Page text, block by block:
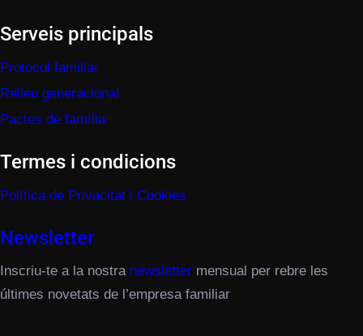
Serveis principals
Protocol familiar
Relleu generacional
Pactes de família
Termes i condicions
Política de Privacitat i Cookies
Newsletter
Inscriu-te a la nostra newsletter mensual per rebre les
últimes novetats de l’empresa familiar